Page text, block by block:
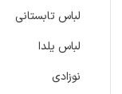
لباس تابستانی
لباس یلدا
نوزادی